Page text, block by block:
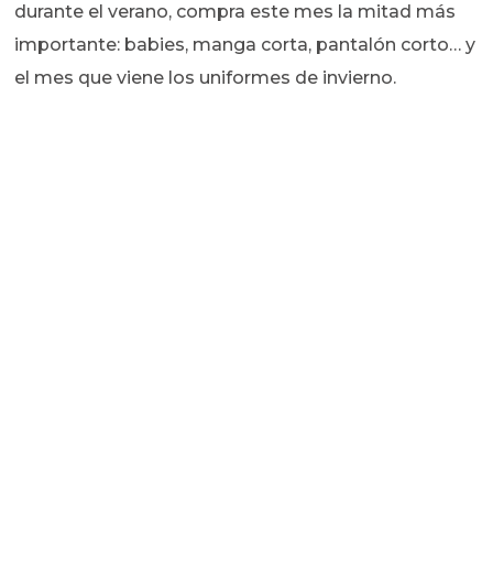
durante el verano, compra este mes la mitad más
importante: babies, manga corta, pantalón corto… y
el mes que viene los uniformes de invierno.